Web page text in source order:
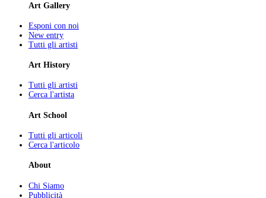
Art Gallery
Esponi con noi
New entry
Tutti gli artisti
Art History
Tutti gli artisti
Cerca l'artista
Art School
Tutti gli articoli
Cerca l'articolo
About
Chi Siamo
Pubblicità